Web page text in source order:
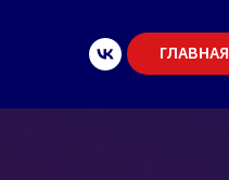
ГЛАВНАЯ